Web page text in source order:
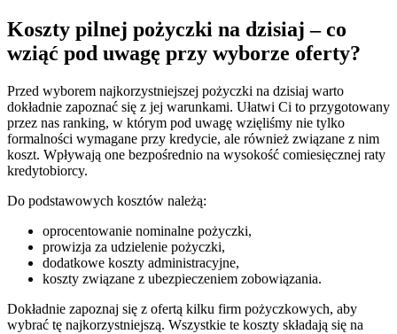
Koszty pilnej pożyczki na dzisiaj – co
wziąć pod uwagę przy wyborze oferty?
Przed wyborem najkorzystniejszej pożyczki na dzisiaj warto
dokładnie zapoznać się z jej warunkami. Ułatwi Ci to przygotowany
przez nas ranking, w którym pod uwagę wzięliśmy nie tylko
formalności wymagane przy kredycie, ale również związane z nim
koszt. Wpływają one bezpośrednio na wysokość comiesięcznej raty
kredytobiorcy.
Do podstawowych kosztów należą:
oprocentowanie nominalne pożyczki,
prowizja za udzielenie pożyczki,
dodatkowe koszty administracyjne,
koszty związane z ubezpieczeniem zobowiązania.
Dokładnie zapoznaj się z ofertą kilku firm pożyczkowych, aby
wybrać tę najkorzystniejszą. Wszystkie te koszty składają się na